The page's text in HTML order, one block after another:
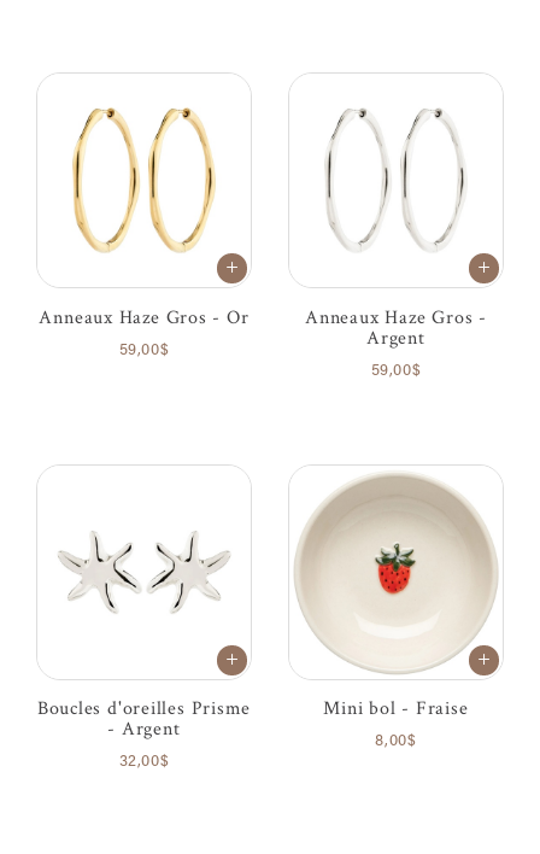
Anneaux Haze Gros - Or
59,00$
Anneaux Haze Gros -
Argent
59,00$
Boucles d'oreilles Prisme
- Argent
32,00$
Mini bol - Fraise
8,00$